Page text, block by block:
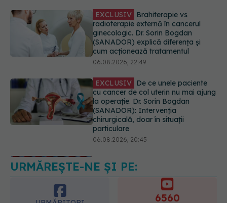
EXCLUSIV De ce unele paciente
cu cancer de col uterin nu mai ajung
la operație. Dr. Sorin Bogdan
(SANADOR): Intervenția
chirurgicală, doar în situații
06.08.2026, 20:45
Alertă în Europa după un nou caz
de hantavirus Anzi, singura tulpină
care se transmite de la om la om
06.08.2026, 20:06
Ce se întâmplă cu colesterolul când
consumăm lactate integrale?
URMĂREȘTE-NE ȘI PE:
URMĂRITORI 6560
ABONAȚI